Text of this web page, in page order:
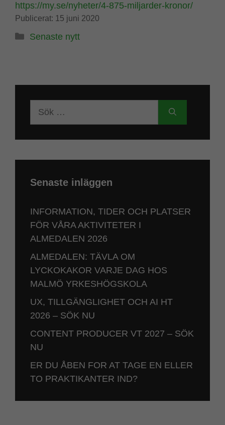
https://my.se/nyheter/4-875-miljarder-kronor/
Publicerat: 15 juni 2020
Kategorier
Senaste nytt
Senaste inläggen
INFORMATION, TIDER OCH PLATSER
FÖR VÅRA AKTIVITETER I
ALMEDALEN 2026
ALMEDALEN: TÄVLA OM
LYCKOKAKOR VARJE DAG HOS
MALMÖ YRKESHÖGSKOLA
UX, TILLGÄNGLIGHET OCH AI HT
2026 – SÖK NU
CONTENT PRODUCER VT 2027 – SÖK
NU
ER DU ÅBEN FOR AT TAGE EN ELLER
TO PRAKTIKANTER IND?